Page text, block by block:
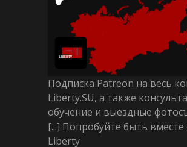
Подписка Patreon на весь
Liberty.SU, а также
обучение и выездные
[...] Попробуйте быть вместе
Liberty